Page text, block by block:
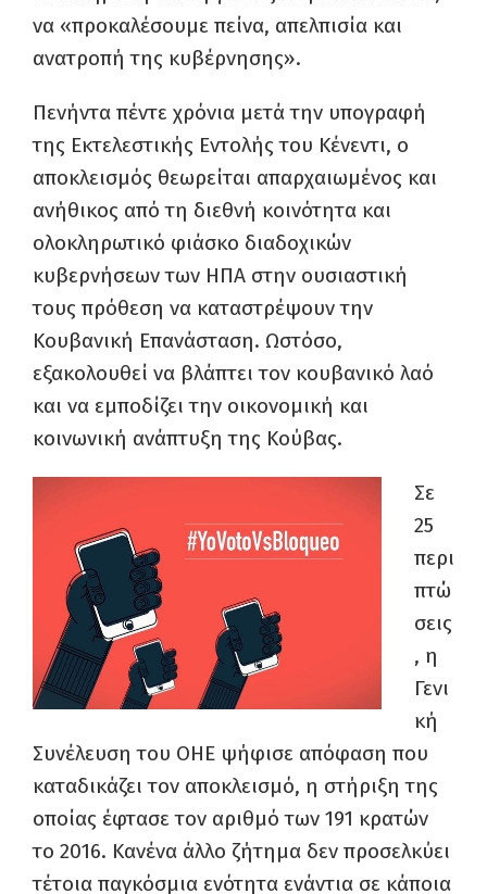
να «προκαλέσουμε πείνα, απελπισία και
ανατροπή της κυβέρνησης».
Πενήντα πέντε χρόνια μετά την υπογραφή
της Εκτελεστικής Εντολής του Κένεντι, ο
αποκλεισμός θεωρείται απαρχαιωμένος και
ανήθικος από τη διεθνή κοινότητα και
ολοκληρωτικό φιάσκο διαδοχικών
κυβερνήσεων των ΗΠΑ στην ουσιαστική
τους πρόθεση να καταστρέψουν την
Κουβανική Επανάσταση. Ωστόσο,
εξακολουθεί να βλάπτει τον κουβανικό λαό
και να εμποδίζει την οικονομική και
κοινωνική ανάπτυξη της Κούβας.
Σε
25
περι
πτώ
σεις
, η
Γενι
κή
Συνέλευση του ΟΗΕ ψήφισε απόφαση που
καταδικάζει τον αποκλεισμό, η στήριξη της
οποίας έφτασε τον αριθμό των 191 κρατών
το 2016. Κανένα άλλο ζήτημα δεν προσελκύει
τέτοια παγκόσμια ενότητα ενάντια σε κάποια